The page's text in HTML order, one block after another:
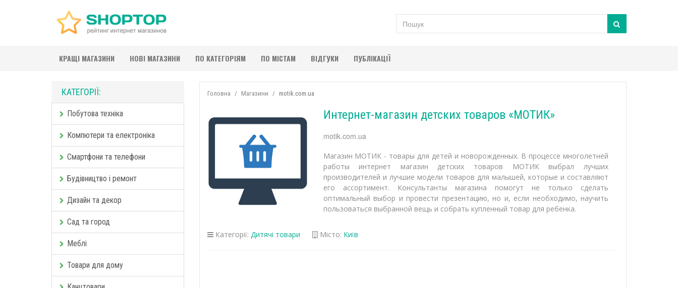
КРАЩІ МАГАЗИНИ НОВІ МАГАЗИНИ ПО КАТЕГОРІЯМ ПО МІСТАМ ВІДГУКИ ПУБЛІКАЦІЇ
КАТЕГОРІЇ:
Побутова техніка
Компютери та електроніка
Смартфони та телефони
Будівництво і ремонт
Дизайн та декор
Сад та город
Меблі
Товари для дому
Головна Магазини motik.com.ua
Интернет-магазин детских товаров «МОТИК»
motik.com.ua
Магазин МОТИК - товары для детей и новорожденных. В процессе многолетней
работы интернет магазин детских товаров МОТИК выбрал лучших
производителей и лучшие модели товаров для малышей, которые и составляют
его ассортимент. Консультанты магазина помогут не только сделать
оптимальный выбор и провести презентацию, но и, если необходимо, научить
пользоваться выбранной вещь и собрать купленный товар для ребенка.
Категорії: Дитячі товари Місто: Київ